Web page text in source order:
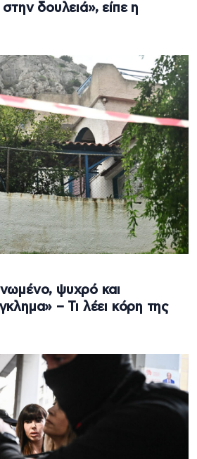
δουλειά», είπε η
ψυχρό και
– Τι λέει κόρη της